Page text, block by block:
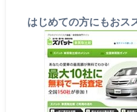
はじめての方にもおス